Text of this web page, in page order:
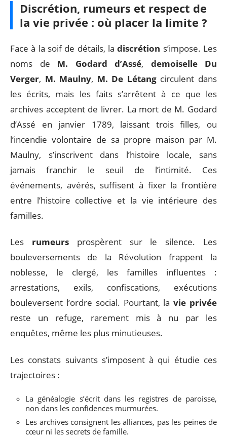
Discrétion, rumeurs et respect de
la vie privée : où placer la limite ?
Face à la soif de détails, ladiscrétion s’impose. Les
noms de M. Godard d’Assé, demoiselle Du
Verger, M. Maulny, M. De Létangcirculent dans
les écrits, mais les faits s’arrêtent à ce que les
archives acceptent de livrer. La mort de M. Godard
d’Assé en janvier 1789, laissant trois filles, ou
l’incendie volontaire de sa propre maison par M.
Maulny, s’inscrivent dans l’histoire locale, sans
jamais franchir le seuil de l’intimité. Ces
événements, avérés, suffisent à fixer la frontière
entre l’histoire collective et la vie intérieure des
familles.
Les rumeursprospèrent sur le silence. Les
bouleversements de la Révolution frappent la
noblesse, le clergé, les familles influentes :
arrestations, exils, confiscations, exécutions
bouleversent l’ordre social. Pourtant, lavie privée
reste un refuge, rarement mis à nu par les
enquêtes, même les plus minutieuses.
Les constats suivants s’imposent à qui étudie ces
trajectoires :
La généalogie s’écrit dans les registres de paroisse,
non dans les confidences murmurées.
Les archives consignent les alliances, pas les peines de
cœur ni les secrets de famille.